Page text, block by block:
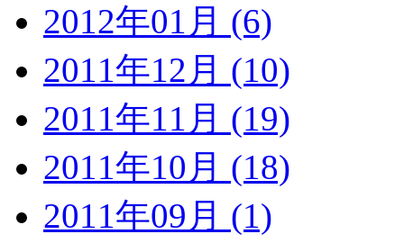
2012年01月 (6)
2011年12月 (10)
2011年11月 (19)
2011年10月 (18)
2011年09月 (1)